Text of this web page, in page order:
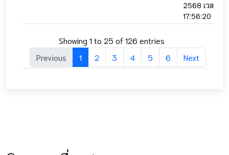
2568 เวลา
17:56:20
Showing 1 to 25 of 126 entries
Previous
1 2 3 4 5 6 Next